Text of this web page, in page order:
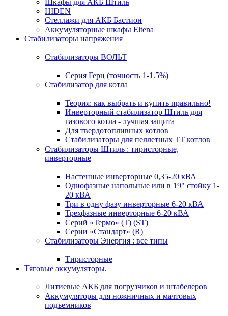
Шкафы для АКБ Штиль
HIDEN
Стеллажи для АКБ Бастион
Аккумуляторные шкафы Eltena
Стабилизаторы напряжения
Стабилизаторы ВОЛЬТ
Серия Герц (точность 1-1.5%)
Стабилизатор для котла
Теория: как выбрать и купить правильно!
Инверторный стабилизатор Штиль для
газового котла - лучшая защита
Для твердотопливных котлов
Стабилизаторы для пеллетных ТТ котлов
Стабилизаторы Штиль : тиристорные,
инверторные
Настенные инверторные 0,35-20 кВА
Однофазные напольные или в 19" стойку 1-
20 кВА
Три в одну фазу инверторные 6-20 кВА
Трехфазные инверторные 6-20 кВА
Серий «Термо» (T) (ST)
Серии «Стандарт» (R)
Стабилизаторы Энергия : все типы
Тиристорные
Тяговые аккумуляторы.
Литиевые АКБ для погрузчиков и штабелеров
Аккумуляторы для ножничных и мачтовых
подъемников